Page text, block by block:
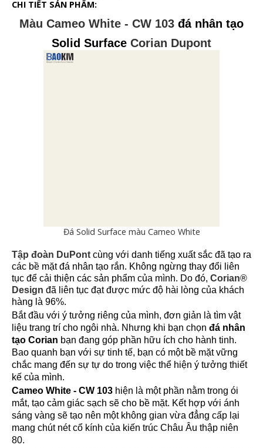
CHI TIẾT SẢN PHẨM:
Màu Cameo White - CW 103 đá nhân tạo
Solid Surface Corian Dupont
Đá Solid Surface màu Cameo White
Tập đoàn DuPont cùng với danh tiếng xuất sắc đã tạo ra
các bề mặt đá nhân tạo rắn. Không ngừng thay đổi liên
tục để cải thiện các sản phẩm của mình. Do đó, Corian®
Design đã liên tục đạt được mức độ hài lòng của khách
hàng là 96%.
Bắt đầu với ý tưởng riêng của mình, đơn giản là tìm vật
liệu trang trí cho ngôi nhà. Nhưng khi bạn chọn đá nhân
tạo Corian bạn đang góp phần hữu ích cho hành tinh.
Bao quanh bạn với sự tinh tế, bạn có một bề mặt vững
chắc mang đến sự tự do trong việc thể hiện ý tưởng thiết
kế của mình.
Cameo White - CW 103 hiện là một phần nằm trong ói
mắt, tạo cảm giác sạch sẽ cho bề mặt. Kết hợp với ánh
sáng vàng sẽ tạo nên một không gian vừa đẳng cấp lại
mang chút nét cổ kính của kiến trúc Châu Âu thập niên
80.